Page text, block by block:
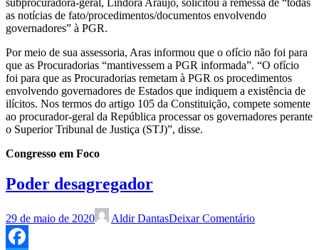
subprocuradora-geral, Lindôra Araujo, solicitou a remessa de “todas
as notícias de fato/procedimentos/documentos envolvendo
governadores” à PGR.
Por meio de sua assessoria, Aras informou que o ofício não foi para
que as Procuradorias “mantivessem a PGR informada”. “O ofício
foi para que as Procuradorias remetam à PGR os procedimentos
envolvendo governadores de Estados que indiquem a existência de
ilícitos. Nos termos do artigo 105 da Constituição, compete somente
ao procurador-geral da República processar os governadores perante
o Superior Tribunal de Justiça (STJ)”, disse.
Congresso em Foco
Poder desagregador
29 de maio de 2020 Aldir DantasDeixar Comentário